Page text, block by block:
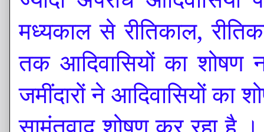
मध्यकाल से रीतिकाल,
तक आदिवासियों का शोषण
जमींदारों ने आदिवासियों